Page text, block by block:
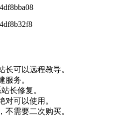
长可以远程教导。
服务。
长修复。
对可以使用。
不需要二次购买。